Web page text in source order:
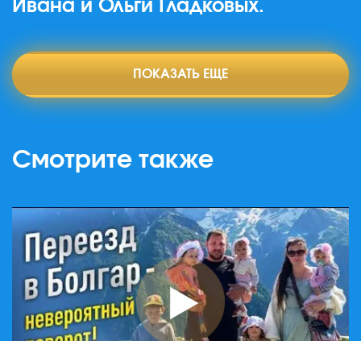
Ивана и Ольги Гладковых.
ПОКАЗАТЬ ЕЩЕ
Смотрите также